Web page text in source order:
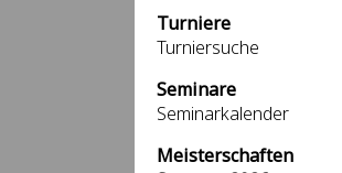
Turniere
Turniersuche
Seminare
Seminarkalender
Meisterschaften